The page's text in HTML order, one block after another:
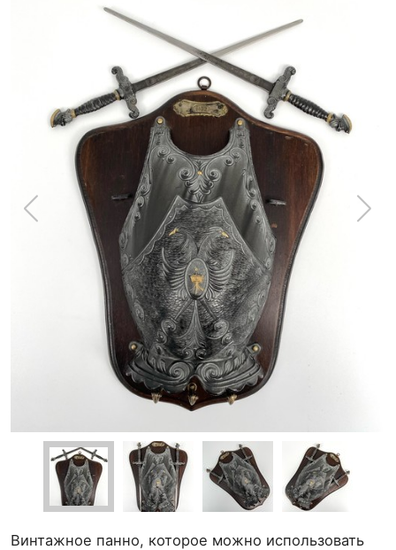
Винтажное панно, которое можно использовать